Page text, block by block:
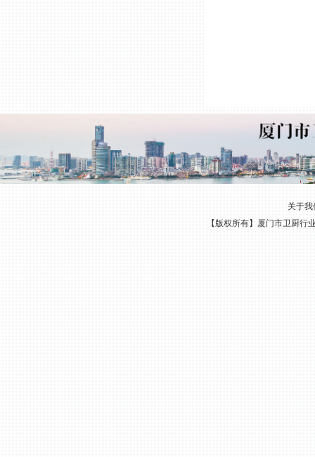
关于我
【版权所有】厦门市卫厨